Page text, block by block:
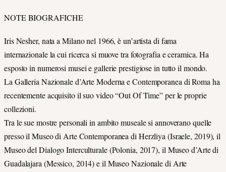
NOTE BIOGRAFICHE
Iris Nesher, nata a Milano nel 1966, è un’artista di fama
internazionale la cui ricerca si muove tra fotografia e ceramica. Ha
esposto in numerosi musei e gallerie prestigiose in tutto il mondo.
La Galleria Nazionale d’Arte Moderna e Contemporanea di Roma ha
recentemente acquisito il suo video “Out Of Time” per le proprie
collezioni.
Tra le sue mostre personali in ambito museale si annoverano quelle
presso il Museo di Arte Contemporanea di Herzliya (Israele, 2019), il
Museo del Dialogo Interculturale (Polonia, 2017), il Museo d’Arte di
Guadalajara (Messico, 2014) e il Museo Nazionale di Arte